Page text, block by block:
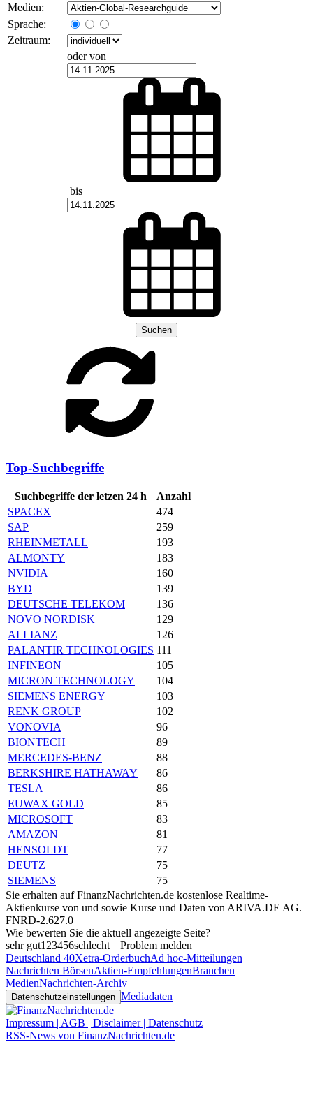
Medien:
Sprache:
Zeitraum:
oder von
bis
Suchen
Top-Suchbegriffe
Suchbegriffe der letzen 24 h
Anzahl
SPACEX
474
SAP
259
RHEINMETALL
193
ALMONTY
183
NVIDIA
160
BYD
139
DEUTSCHE TELEKOM
136
NOVO NORDISK
129
ALLIANZ
126
PALANTIR TECHNOLOGIES 111
INFINEON
105
MICRON TECHNOLOGY
104
SIEMENS ENERGY
103
RENK GROUP
102
VONOVIA
96
BIONTECH
89
MERCEDES-BENZ
88
BERKSHIRE HATHAWAY
86
TESLA
86
EUWAX GOLD
85
MICROSOFT
83
AMAZON
81
HENSOLDT
77
DEUTZ
75
SIEMENS
75
Sie erhalten auf FinanzNachrichten.de kostenlose Realtime-
Aktienkurse von und sowie Kurse und Daten von ARIVA.DE AG.
FNRD-2.627.0
Wie bewerten Sie die aktuell angezeigte Seite?
sehr gut1 23456schlecht
Problem melden
Deutschland 40Xetra-OrderbuchAd hoc-Mitteilungen
Nachrichten BörsenAktien-EmpfehlungenBranchen
MedienNachrichten-Archiv
Datenschutzeinstellungen Mediadaten
Impressum | AGB | Disclaimer | Datenschutz
RSS-News von FinanzNachrichten.de